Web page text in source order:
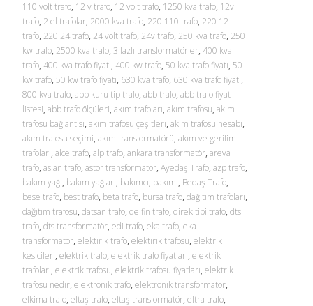
110 volt trafo, 12 v trafo, 12 volt trafo, 1250 kva trafo, 12v
trafo, 2 el trafolar, 2000 kva trafo, 220 110 trafo, 220 12
trafo, 220 24 trafo, 24 volt trafo, 24v trafo, 250 kva trafo, 250
kw trafo, 2500 kva trafo, 3 fazlı transformatörler, 400 kva
trafo, 400 kva trafo fiyatı, 400 kw trafo, 50 kva trafo fiyatı, 50
kw trafo, 50 kw trafo fiyatı, 630 kva trafo, 630 kva trafo fiyatı,
800 kva trafo, abb kuru tip trafo, abb trafo, abb trafo fiyat
listesi, abb trafo ölçüleri, akım trafoları, akım trafosu, akım
trafosu bağlantısı, akım trafosu çeşitleri, akım trafosu hesabı,
akım trafosu seçimi, akım transformatörü, akım ve gerilim
trafoları, alce trafo, alp trafo, ankara transformatör, areva
trafo, aslan trafo, astor transformatör, Ayedaş Trafo, azp trafo,
bakım yağı, bakım yağları, bakımcı, bakımı, Bedaş Trafo,
bese trafo, best trafo, beta trafo, bursa trafo, dağıtım trafoları,
dağıtım trafosu, datsan trafo, delfin trafo, direk tipi trafo, dts
trafo, dts transformatör, edi trafo, eka trafo, eka
transformatör, elektirik trafo, elektirik trafosu, elektrik
kesicileri, elektrik trafo, elektrik trafo fiyatları, elektrik
trafoları, elektrik trafosu, elektrik trafosu fiyatları, elektrik
trafosu nedir, elektronik trafo, elektronik transformatör,
elkima trafo, eltaş trafo, eltaş transformatör, eltra trafo,